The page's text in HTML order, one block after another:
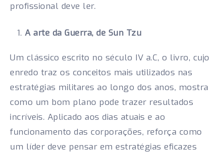
profissional deve ler.
A arte da Guerra, de Sun Tzu
Um clássico escrito no século IV a.C, o livro, cujo
enredo traz os conceitos mais utilizados nas
estratégias militares ao longo dos anos, mostra
como um bom plano pode trazer resultados
incríveis. Aplicado aos dias atuais e ao
funcionamento das corporações, reforça como
um líder deve pensar em estratégias eficazes